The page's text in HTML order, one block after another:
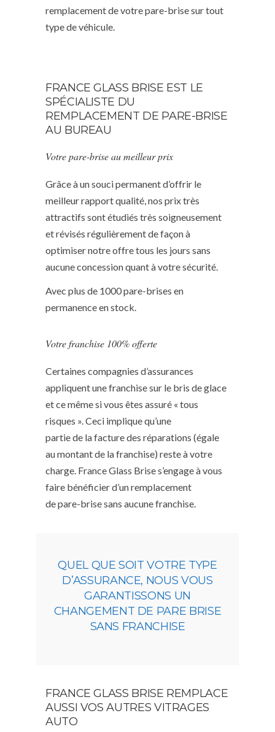
remplacement de votre pare-brise sur tout
type de véhicule.
FRANCE GLASS BRISE EST LE
SPÉCIALISTE DU
REMPLACEMENT DE PARE-BRISE
AU BUREAU
Votre pare-brise au meilleur prix
Grâce à un souci permanent d’offrir le
meilleur rapport qualité, nos prix très
attractifs sont étudiés très soigneusement
et révisés régulièrement de façon à
optimiser notre offre tous les jours sans
aucune concession quant à votre sécurité.
Avec plus de 1000 pare-brises en
permanence en stock.
Votre franchise 100% offerte
Certaines compagnies d’assurances
appliquent une franchise sur le bris de glace
et ce même si vous êtes assuré « tous
risques ». Ceci implique qu’une
partie de la facture des réparations (égale
au montant de la franchise) reste à votre
charge. France Glass Brise s’engage à vous
faire bénéficier d’un remplacement
de pare-brise sans aucune franchise.
QUEL QUE SOIT VOTRE TYPE
D’ASSURANCE, NOUS VOUS
GARANTISSONS UN
CHANGEMENT DE PARE BRISE
SANS FRANCHISE
FRANCE GLASS BRISE REMPLACE
AUSSI VOS AUTRES VITRAGES
AUTO